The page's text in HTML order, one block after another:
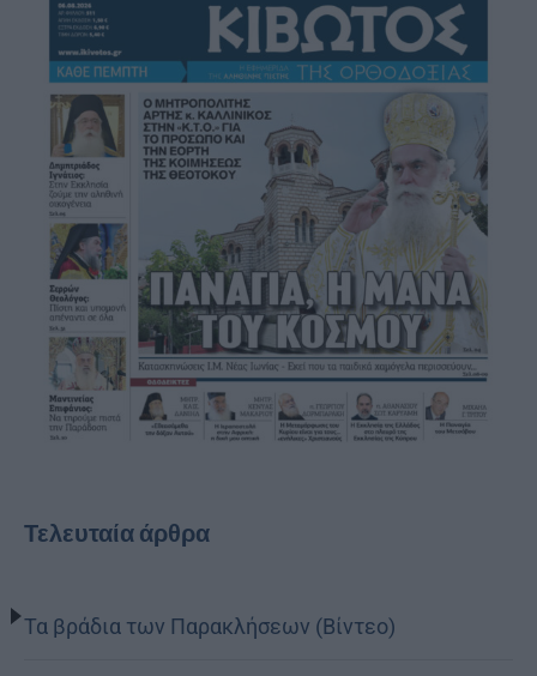
Τελευταία άρθρα
Τα βράδια των Παρακλήσεων (Βίντεο)